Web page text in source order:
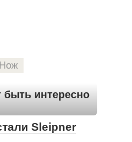
интересно
Sleipner